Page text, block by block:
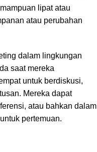
lipat atau
atau perubahan
dalam lingkungan
saat mereka
untuk berdiskusi,
Mereka dapat
atau bahkan dalam
pertemuan.